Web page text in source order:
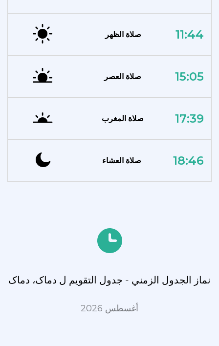
صلاة الظهر 11:44
صلاة العصر 15:05
صلاة المغرب 17:39
صلاة العشاء 18:46
نماز الجدول الزمني - جدول التقويم ل دماک، دماک
أغسطس 2026